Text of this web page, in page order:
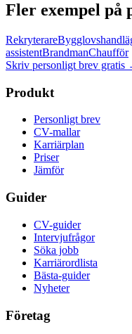
Fler exempel på
Rekryterare
assistentBrandmanChaufför
Skriv personligt brev gratis
Produkt
Personligt brev
CV-mallar
Karriärplan
Priser
Jämför
Guider
CV-guider
Intervjufrågor
Söka jobb
Karriärordlista
Bästa-guider
Nyheter
Företag